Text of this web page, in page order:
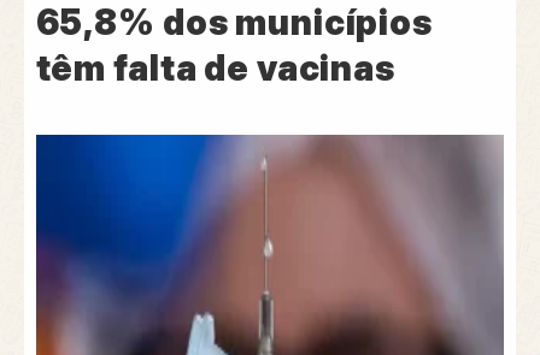
65,8% dos municípios
têm falta de vacinas